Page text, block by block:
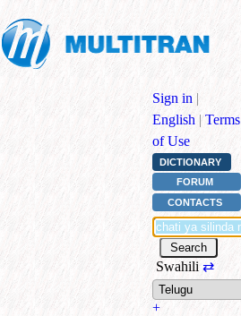
Sign in |
English | Terms
of Use
DICTIONARY
FORUM
CONTACTS
Swahili ⇄
+